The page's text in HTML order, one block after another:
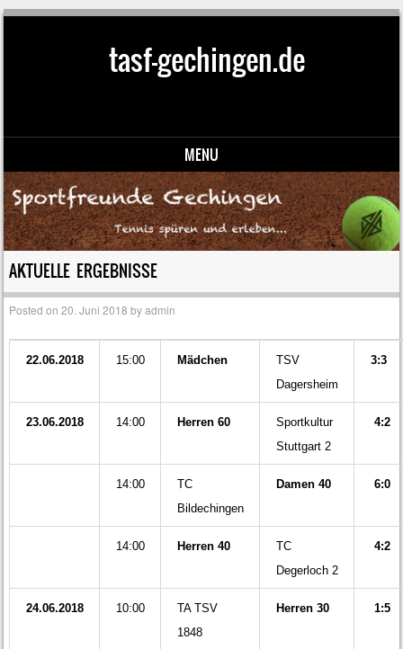
tasf-gechingen.de
MENU
Skip to content
AKTUELLE ERGEBNISSE
Posted on20. Juni 2018 byadmin
22.06.2018 15:00 Mädchen
TSV
Dagersheim
3:3
23.06.2018 14:00 Herren 60
Sportkultur
Stuttgart 2
4:2
14:00
TC
Bildechingen
Damen 40 6:0
14:00 Herren 40
TC
Degerloch 2
4:2
24.06.2018 10:00
TA TSV
1848
Herren 30 1:5